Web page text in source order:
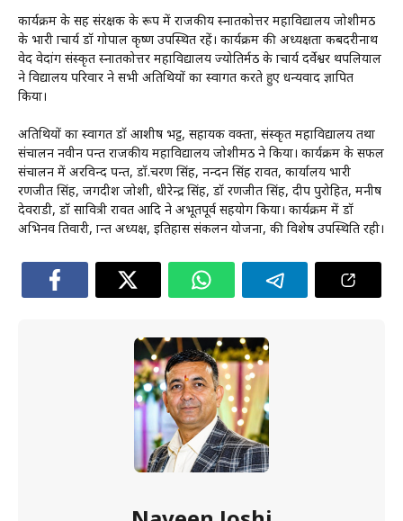
कार्यक्रम के सह संरक्षक के रूप में राजकीय स्नातकोत्तर महाविद्यालय जोशीमठ
के प्रभारी प्राचार्य डॉ गोपाल कृष्ण उपस्थित रहें। कार्यक्रम की अध्यक्षता कबदरीनाथ
वेद वेदांग संस्कृत स्नातकोत्तर महाविद्यालय ज्योतिर्मठ के प्राचार्य दर्वेश्वर थपलियाल
ने विद्यालय परिवार ने सभी अतिथियों का स्वागत करते हुए धन्यवाद ज्ञापित
किया।
अतिथियों का स्वागत डॉ आशीष भट्ट, सहायक प्रवक्ता, संस्कृत महाविद्यालय तथा
संचालन नवीन पन्त राजकीय महाविद्यालय जोशीमठ ने किया। कार्यक्रम के सफल
संचालन में अरविन्द पन्त, डॉ.चरण सिंह, नन्दन सिंह रावत, कार्यालय प्रभारी
रणजीत सिंह, जगदीश जोशी, धीरेन्द्र सिंह, डॉ रणजीत सिंह, प्रदीप पुरोहित, मनीष
देवराडी, डॉ सावित्री रावत आदि ने अभूतपूर्व सहयोग किया। कार्यक्रम में डॉ
अभिनव तिवारी, प्रान्त अध्यक्ष, इतिहास संकलन योजना, की विशेष उपस्थिति रही।